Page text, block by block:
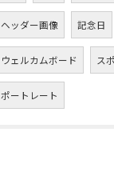
ヘッダー画像 記念日
ウェルカムボード ス
ポートレート